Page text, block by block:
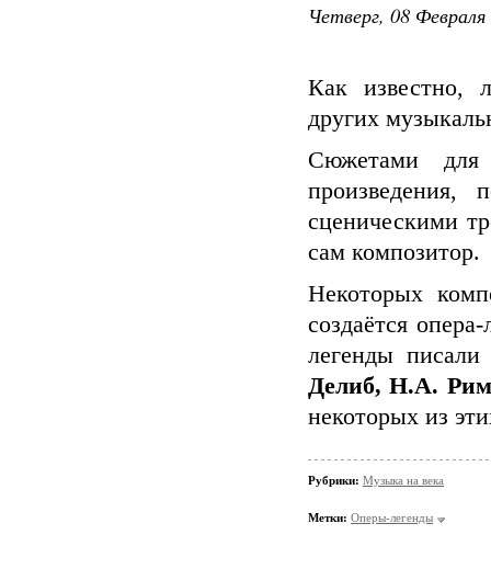
Четверг, 08
Как известно,
других
Сюжетами для
произведения,
сценическими
сам композитор.
Некоторых
создаётся
легенды
Делиб, Н.А.
некоторых из
Рубрики: Музыка на века
Метки: Оперы-легенды